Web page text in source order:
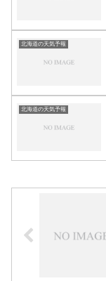
北海道の天気予報
北海道の天気予報